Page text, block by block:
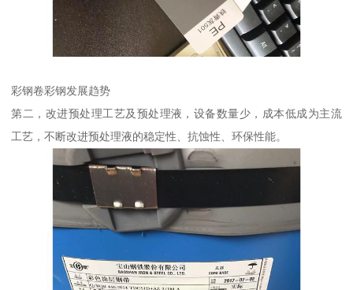
彩钢卷彩钢发展趋势
第二，改进预处理工艺及预处理液，设备数量少，成本低成为主流
工艺，不断改进预处理液的稳定性、抗蚀性、环保性能。